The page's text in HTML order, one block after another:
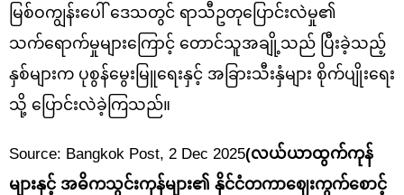
မြစ်ဝကျွန်းပေါ် ဒေသတွင် ရာသီဥတုပြောင်းလဲမှု၏
သက်ရောက်မှုများကြောင့် တောင်သူအချို့သည် ပြီးခဲ့သည့်
နှစ်များက ပုစွန်မွေးမြူရေးနှင့် အခြားသီးနှံများ စိုက်ပျိုးရေး
သို့ ပြောင်းလဲခဲ့ကြသည်။
Source: Bangkok Post, 2 Dec 2025(လယ်ယာထွက်ကုန်
များနှင့် အဓိကသွင်းကုန်များ၏ နိုင်ငံတကာဈေးကွက်စောင့်